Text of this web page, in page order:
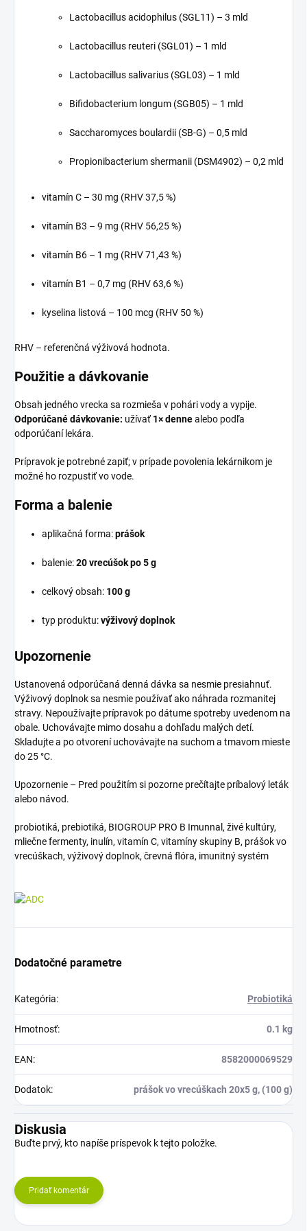
Lactobacillus acidophilus (SGL11) – 3 mld
Lactobacillus reuteri (SGL01) – 1 mld
Lactobacillus salivarius (SGL03) – 1 mld
Bifidobacterium longum (SGB05) – 1 mld
Saccharomyces boulardii (SB-G) – 0,5 mld
Propionibacterium shermanii (DSM4902) – 0,2 mld
vitamín C – 30 mg (RHV 37,5 %)
vitamín B3 – 9 mg (RHV 56,25 %)
vitamín B6 – 1 mg (RHV 71,43 %)
vitamín B1 – 0,7 mg (RHV 63,6 %)
kyselina listová – 100 mcg (RHV 50 %)
RHV – referenčná výživová hodnota.
Použitie a dávkovanie
Obsah jedného vrecka sa rozmieša v pohári vody a vypije.
Odporúčané dávkovanie: užívať1× dennealebo podľa
odporúčaní lekára.
Prípravok je potrebné zapiť; v prípade povolenia lekárnikom je
možné ho rozpustiť vo vode.
Forma a balenie
aplikačná forma:prášok
balenie:20 vrecúšok po 5 g
celkový obsah: 100 g
typ produktu:výživový doplnok
Upozornenie
Ustanovená odporúčaná denná dávka sa nesmie presiahnuť.
Výživový doplnok sa nesmie používať ako náhrada rozmanitej
stravy. Nepoužívajte prípravok po dátume spotreby uvedenom na
obale. Uchovávajte mimo dosahu a dohľadu malých detí.
Skladujte a po otvorení uchovávajte na suchom a tmavom mieste
do 25 °C.
Upozornenie – Pred použitím si pozorne prečítajte príbalový leták
alebo návod.
probiotiká, prebiotiká, BIOGROUP PRO B Imunnal, živé kultúry,
mliečne fermenty, inulín, vitamín C, vitamíny skupiny B, prášok vo
vrecúškach, výživový doplnok, črevná flóra, imunitný systém
Dodatočné parametre
Kategória: Probiotiká
Hmotnosť: 0.1 kg
EAN: 8582000069529
Dodatok: prášok vo vrecúškach 20x5 g, (100 g)
Diskusia
Buďte prvý, kto napíše príspevok k tejto položke.
Pridať komentár